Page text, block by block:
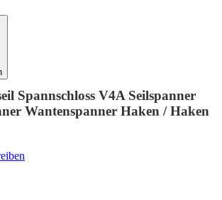
Spannschloss V4A Seilspanner
Wantenspanner Haken / Haken